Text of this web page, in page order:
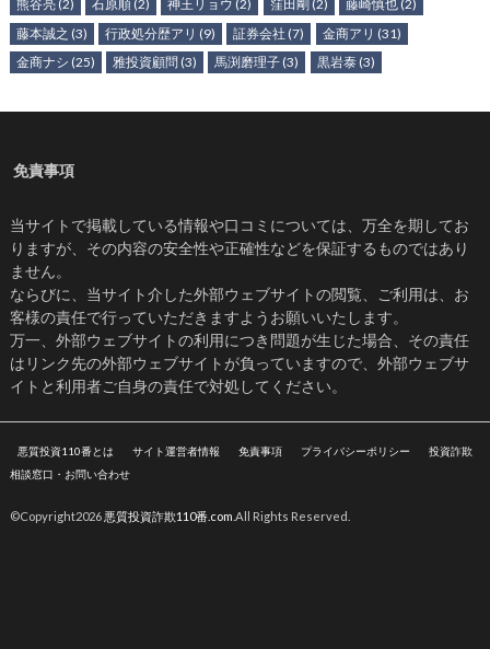
熊谷亮(2) 石原順 (2) 神王リョウ (2) 窪田剛(2) 藤崎慎也(2)
藤本誠之 (3) 行政処分歴アリ (9) 証券会社 (7) 金商アリ (31)
金商ナシ (25) 雅投資顧問 (3) 馬渕磨理子 (3) 黒岩泰(3)
免責事項
当サイトで掲載している情報や口コミについては、万全を期してお
りますが、その内容の安全性や正確性などを保証するものではあり
ません。
ならびに、当サイト介した外部ウェブサイトの閲覧、ご利用は、お
客様の責任で行っていただきますようお願いいたします。
万一、外部ウェブサイトの利用につき問題が生じた場合、その責任
はリンク先の外部ウェブサイトが負っていますので、外部ウェブサ
イトと利用者ご自身の責任で対処してください。
悪質投資110番とは サイト運営者情報 免責事項 プライバシーポリシー
投資詐欺
相談窓口・お問い合わせ
©Copyright2026 悪質投資詐欺110番.com .All Rights Reserved.